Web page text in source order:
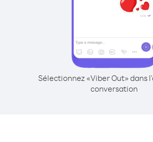
Sélectionnez «Viber Out» dans
conversation